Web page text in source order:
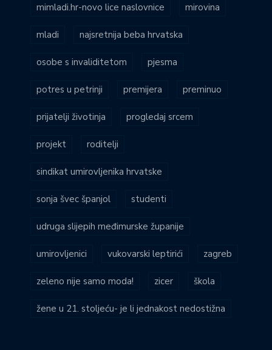
mimladi.hr-novo lice naslovnice mirovina
mladi najsretnija beba hrvatska
osobe s invaliditetom pjesma
potres u petrinji premijera preminuo
prijatelji životinja progledaj srcem
projekt roditelji
sindikat umirovljenika hrvatske
sonja švec španjol studenti
udruga slijepih međimurske županije
umirovljenici vukovarski leptirići zagreb
zeleno nije samo moda! zicer škola
žene u 21. stoljeću- je li jednakost nedostižna